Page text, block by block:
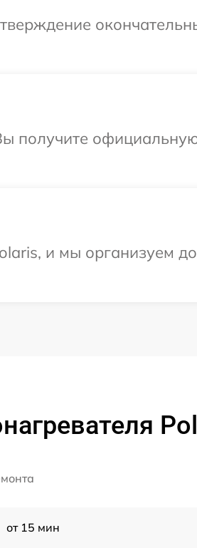
получите
и мы организуем
от 15 мин